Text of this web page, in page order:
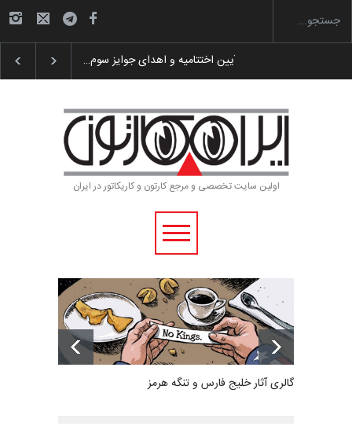
گزارش تصویری آیین اختتامیه و اهدای جوایز سوم…
اولین سایت تخصصی و مرجع کارتون و کاریکاتور در ایران
گالری آثار خلیج فارس و تنگه هرمز